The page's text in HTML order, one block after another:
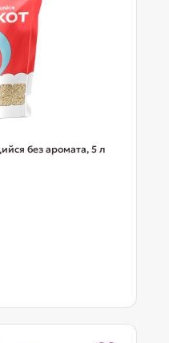
без аромата, 5 л